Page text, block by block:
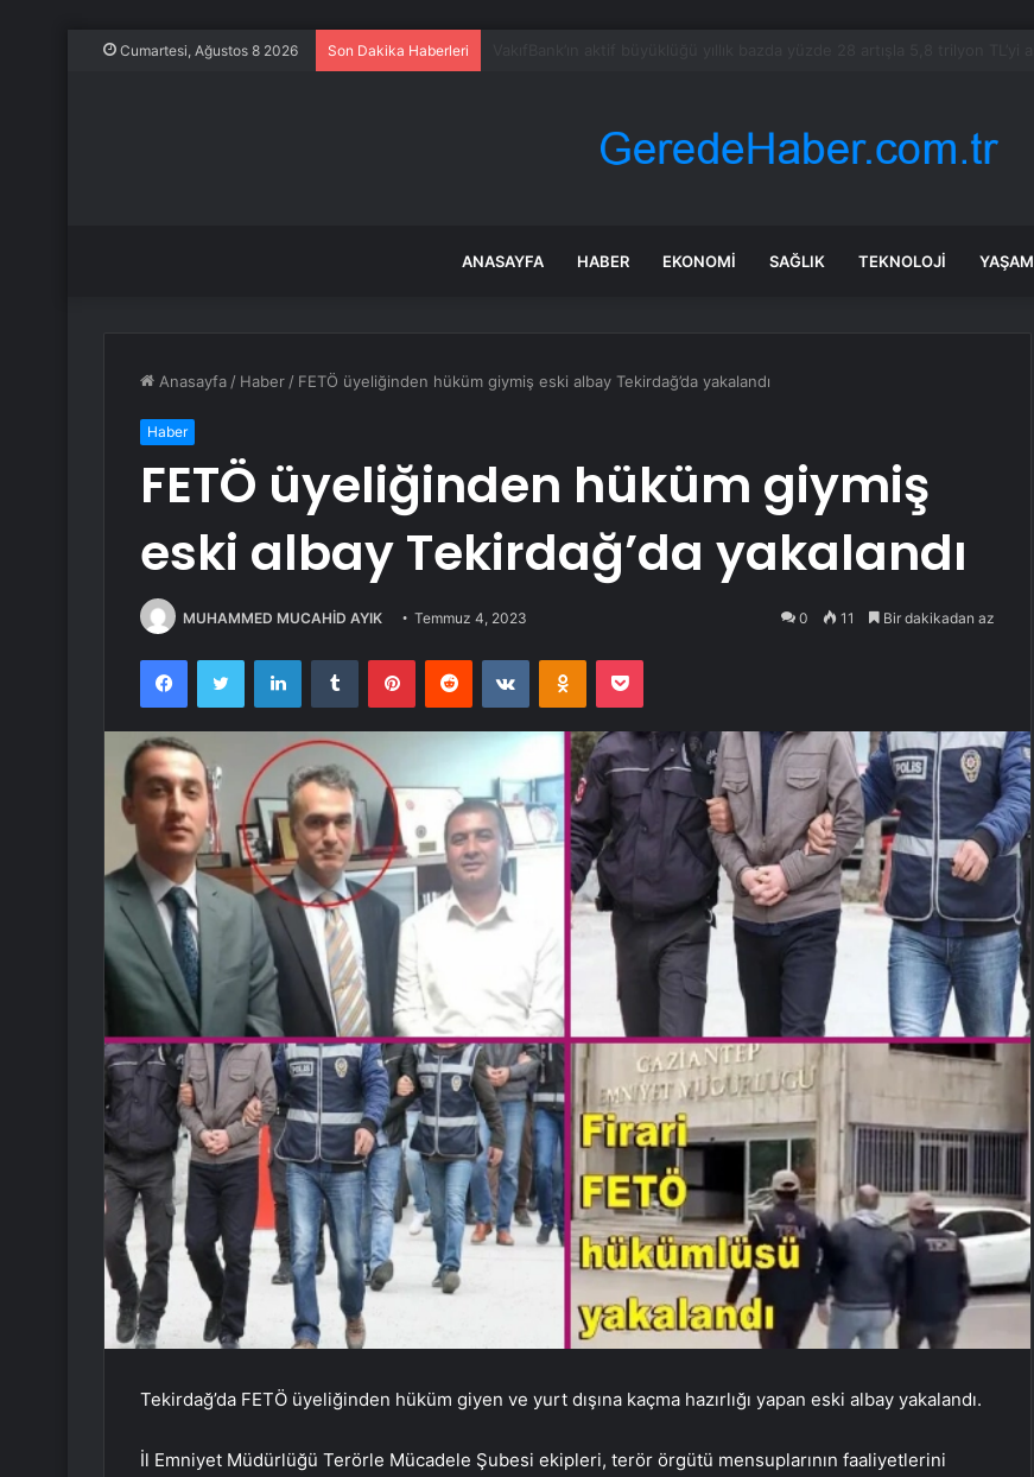
Cumartesi, Ağustos 8 2026 Son Dakika Haberleri
ANASAYFA HABER EKONOMI SAĞLIK TEKNOLOJI YAŞAM
Anasayfa / Haber / FETÖ üyeliğinden hüküm giymiş eski albay Tekirdağ’da yakalandı
Haber
FETÖ üyeliğinden hüküm giymiş
eski albay Tekirdağ’da yakalandı
MUHAMMED MUCAHİD AYIK Temmuz 4, 2023 0 11 Bir dakikadan az
FacebookTwitter LinkedInTumblr PinterestReddit VKontakteOdnoklassniki
Pocket
Tekirdağ’da FETÖ üyeliğinden hüküm giyen ve yurt dışına kaçma hazırlığı yapan eski albay yakalandı.
İl Emniyet Müdürlüğü Terörle Mücadele Şubesi ekipleri, terör örgütü mensuplarının faaliyetlerini